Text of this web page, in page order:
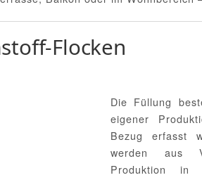
Flocken
Die Füllung
eigener
Bezug erfasst
werden aus
Produktion in